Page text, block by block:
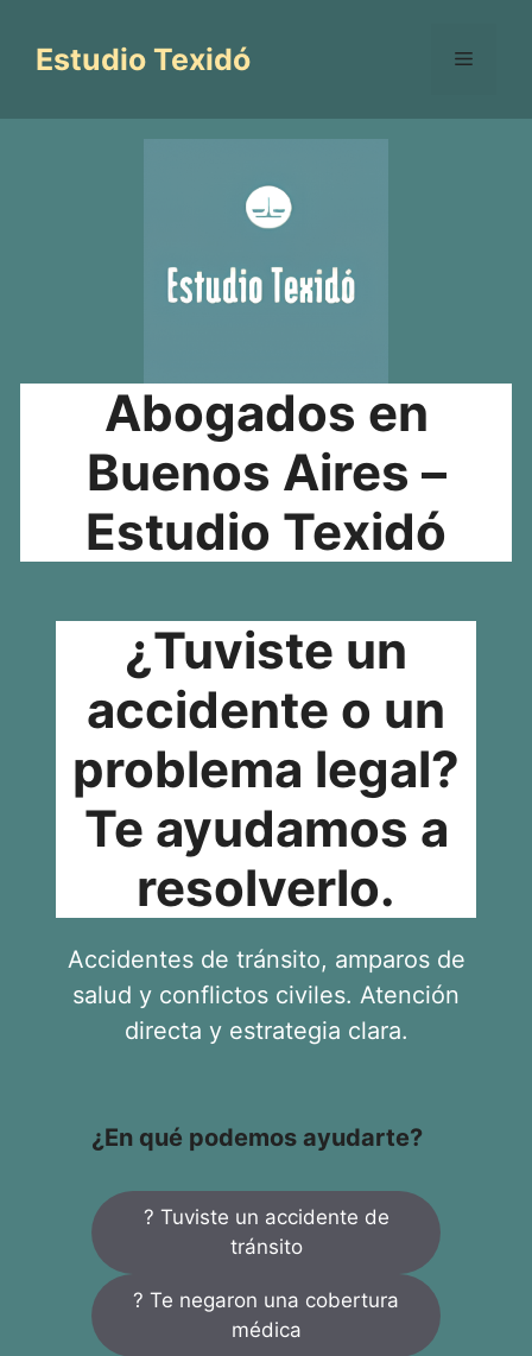
contenido
Estudio Texidó Menú
Abogados en
Buenos Aires –
Estudio Texidó
¿Tuviste un
accidente o un
problema legal?
Te ayudamos a
resolverlo.
Accidentes de tránsito, amparos de
salud y conflictos civiles. Atención
directa y estrategia clara.
¿En qué podemos ayudarte?
? Tuviste un accidente de
tránsito
? Te negaron una cobertura
médica